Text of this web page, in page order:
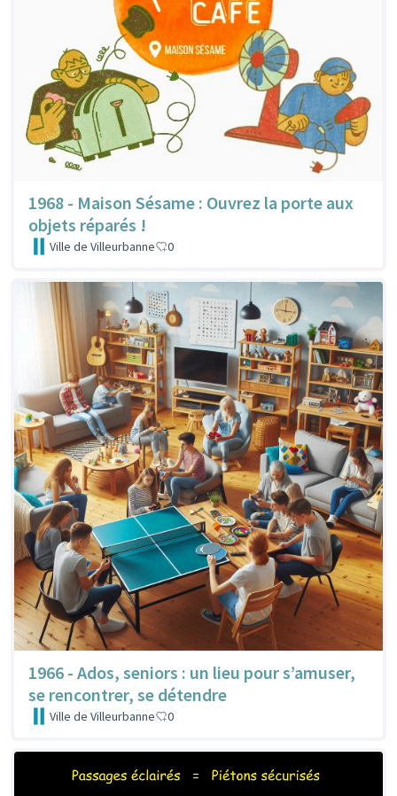
1968 - Maison Sésame : Ouvrez la porte aux
objets réparés !
Ville de Villeurbanne 0
1966 - Ados, seniors : un lieu pour s’amuser,
se rencontrer, se détendre
Ville de Villeurbanne 0